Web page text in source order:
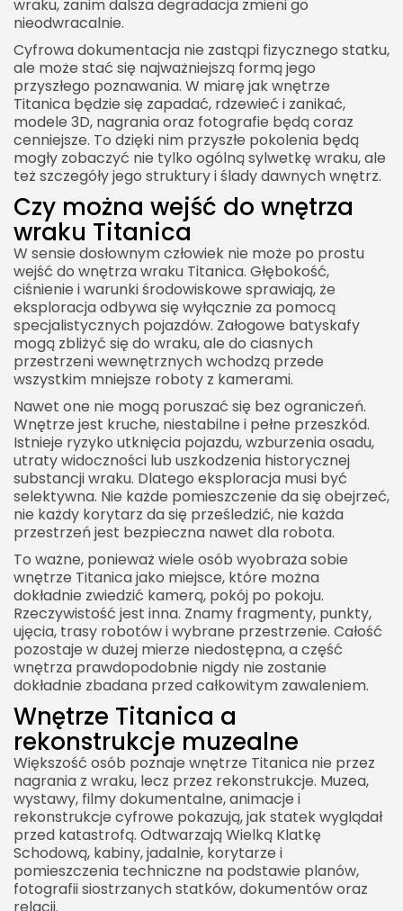
wraku, zanim dalsza degradacja zmieni go
nieodwracalnie.
Cyfrowa dokumentacja nie zastąpi fizycznego statku,
ale może stać się najważniejszą formą jego
przyszłego poznawania. W miarę jak wnętrze
Titanica będzie się zapadać, rdzewieć i zanikać,
modele 3D, nagrania oraz fotografie będą coraz
cenniejsze. To dzięki nim przyszłe pokolenia będą
mogły zobaczyć nie tylko ogólną sylwetkę wraku, ale
też szczegóły jego struktury i ślady dawnych wnętrz.
Czy można wejść do wnętrza
wraku Titanica
W sensie dosłownym człowiek nie może po prostu
wejść do wnętrza wraku Titanica. Głębokość,
ciśnienie i warunki środowiskowe sprawiają, że
eksploracja odbywa się wyłącznie za pomocą
specjalistycznych pojazdów. Załogowe batyskafy
mogą zbliżyć się do wraku, ale do ciasnych
przestrzeni wewnętrznych wchodzą przede
wszystkim mniejsze roboty z kamerami.
Nawet one nie mogą poruszać się bez ograniczeń.
Wnętrze jest kruche, niestabilne i pełne przeszkód.
Istnieje ryzyko utknięcia pojazdu, wzburzenia osadu,
utraty widoczności lub uszkodzenia historycznej
substancji wraku. Dlatego eksploracja musi być
selektywna. Nie każde pomieszczenie da się obejrzeć,
nie każdy korytarz da się prześledzić, nie każda
przestrzeń jest bezpieczna nawet dla robota.
To ważne, ponieważ wiele osób wyobraża sobie
wnętrze Titanica jako miejsce, które można
dokładnie zwiedzić kamerą, pokój po pokoju.
Rzeczywistość jest inna. Znamy fragmenty, punkty,
ujęcia, trasy robotów i wybrane przestrzenie. Całość
pozostaje w dużej mierze niedostępna, a część
wnętrza prawdopodobnie nigdy nie zostanie
dokładnie zbadana przed całkowitym zawaleniem.
Wnętrze Titanica a
rekonstrukcje muzealne
Większość osób poznaje wnętrze Titanica nie przez
nagrania z wraku, lecz przez rekonstrukcje. Muzea,
wystawy, filmy dokumentalne, animacje i
rekonstrukcje cyfrowe pokazują, jak statek wyglądał
przed katastrofą. Odtwarzają Wielką Klatkę
Schodową, kabiny, jadalnie, korytarze i
pomieszczenia techniczne na podstawie planów,
fotografii siostrzanych statków, dokumentów oraz